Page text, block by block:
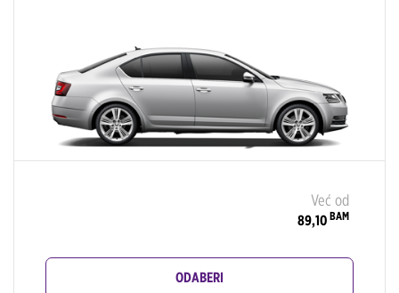
Već od
89,10 BAM
ODABERI